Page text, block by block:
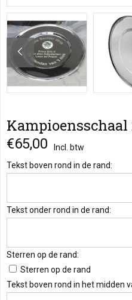
Kampioensschaal
€65,00
Incl. btw
Tekst boven rond in de rand:
Tekst onder rond in de rand:
Sterren op de rand:
Sterren op de rand
Tekst boven rond in het midden